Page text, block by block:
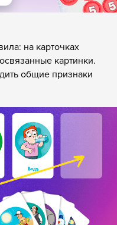
на карточках
картинки.
общие признаки